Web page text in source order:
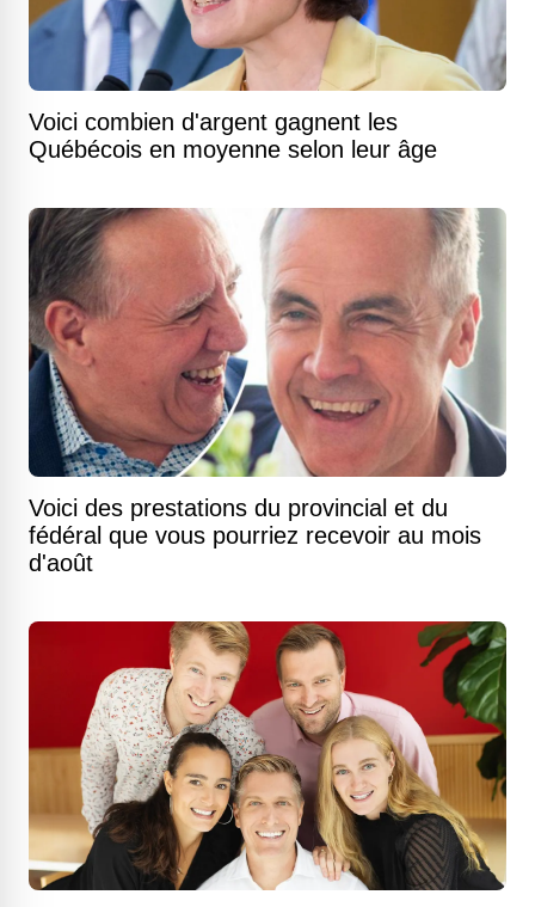
Voici combien d'argent gagnent les
Québécois en moyenne selon leur âge
Voici des prestations du provincial et du
fédéral que vous pourriez recevoir au mois
d'août